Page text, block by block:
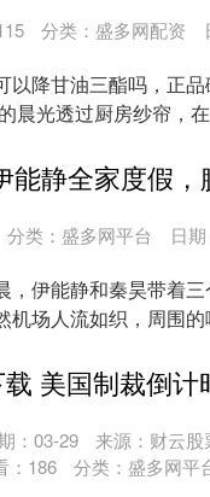
分类： 盛多网配资
以降甘油三酯吗，正
晨光透过厨房纱帘，
日
分类： 盛多网平台
，伊能静和秦昊带着
机场人流如织，周围
：03-29
来源：财云股
： 186 分类： 盛多网平